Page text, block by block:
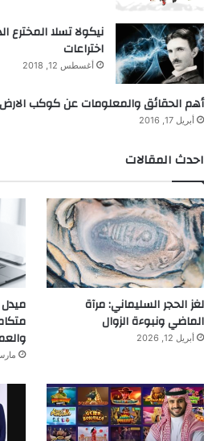
اختراعات
أغسطس 12, 2018
أهم الحقائق والمعلومات عن كوكب الارض
أبريل 17, 2016
احدث المقالات
لغز الحجر السليماني: مرآة
الماضي ونبوءة الزوال
أبريل 12, 2026
مارس 18,